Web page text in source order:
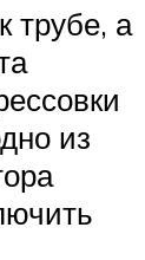
трубе, а
из